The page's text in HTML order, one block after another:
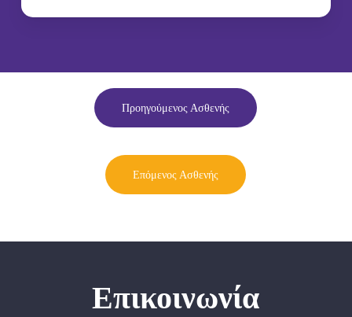
Προηγούμενος Ασθενής
Επόμενος Ασθενής
Επικοινωνία